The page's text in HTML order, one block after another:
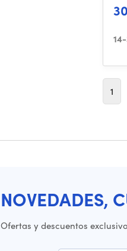
1
NOVEDADES,
Ofertas y descuentos